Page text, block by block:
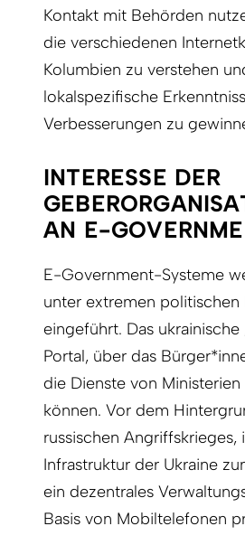
Kontakt mit Behörden
die verschiedenen
Kolumbien zu verstehen
lokalspezifische
Verbesserungen zu
INTERESSE DER
AN E-
E-Government-Systeme
unter extremen politischen
eingeführt. Das ukrainische
Portal, über das
die Dienste von
können. Vor dem
russischen
Infrastruktur der Ukraine
ein dezentrales
Basis von Mobiltelefonen